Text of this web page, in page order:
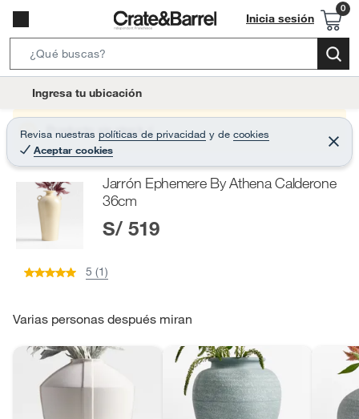
Inicia sesión
e
r
c
B
t
n
Ingresa tu ubicación
Revisa nuestras políticas de privacidad y de cookies
Aceptar cookies
C
e
r
Producto sin stock :(
Jarrón Ephemere By Athena Calderone
36cm
S/ 519
5 (1)
Varias personas después miran